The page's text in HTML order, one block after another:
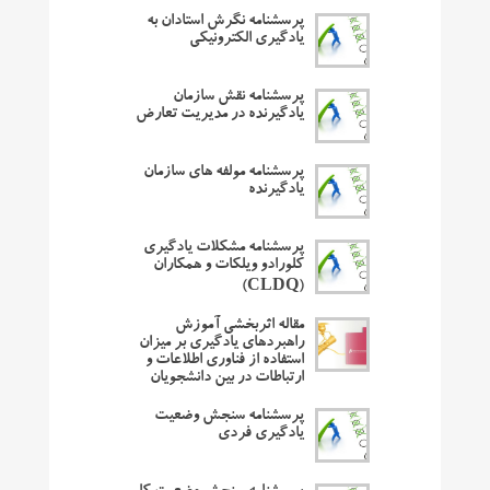
پرسشنامه نگرش استادان به
یادگیری الکترونیکی
پرسشنامه نقش سازمان
یادگیرنده در مدیریت تعارض
پرسشنامه مولفه های سازمان
یادگیرنده
پرسشنامه مشکلات یادگیری
کلورادو ویلکات و همکاران
(CLDQ)
مقاله اثربخشی آموزش
راهبردهای یادگیری بر میزان
استفاده از فناوری اطلاعات و
ارتباطات در بین دانشجویان
پرسشنامه سنجش وضعیت
یادگیری فردی